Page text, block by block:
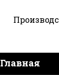
Главная